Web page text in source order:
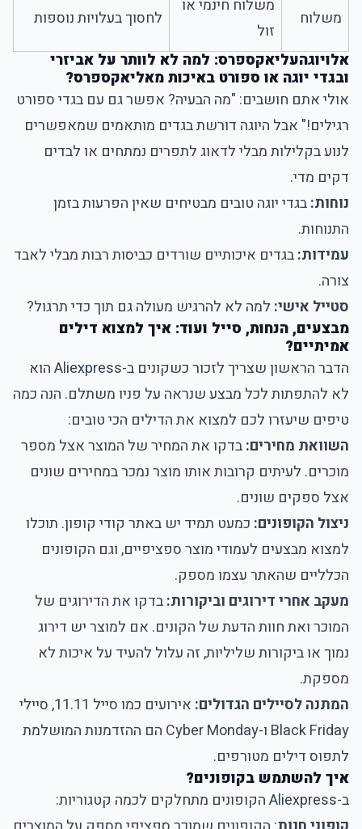
משלוח
משלוח חינמי או
זול
לחסוך בעלויות נוספות
אלויוגהעליאקספרס: למה לא לוותר על אביזרי
ובגדי יוגה או ספורט באיכות מאליאקספרס?
אולי אתם חושבים: "מה הבעיה? אפשר גם עם בגדי ספורט
רגילים!" אבל היוגה דורשת בגדים מותאמים שמאפשרים
לנוע בקלילות מבלי לדאוג לתפרים נמתחים או לבדים
דקים מדי.
נוחות:בגדי יוגה טובים מבטיחים שאין הפרעות בזמן
התנוחות.
עמידות:בגדים איכותיים שורדים כביסות רבות מבלי לאבד
צורה.
סטייל אישי: למה לא להרגיש מעולה גם תוך כדי תרגול?
מבצעים, הנחות, סייל ועוד: איך למצוא דילים
אמיתיים?
הדבר הראשון שצריך לזכור כשקונים ב-Aliexpress הוא
לא להתפתות לכל מבצע שנראה על פניו משתלם. הנה כמה
טיפים שיעזרו לכם למצוא את הדילים הכי טובים:
השוואת מחירים:בדקו את המחיר של המוצר אצל מספר
מוכרים. לעיתים קרובות אותו מוצר נמכר במחירים שונים
אצל ספקים שונים.
ניצול הקופונים: כמעט תמיד יש באתר קודי קופון. תוכלו
למצוא מבצעים לעמודי מוצר ספציפיים, וגם הקופונים
הכלליים שהאתר עצמו מספק.
מעקב אחרי דירוגים וביקורות:בדקו את הדירוגים של
המוכר ואת חוות הדעת של הקונים. אם למוצר יש דירוג
נמוך או ביקורות שליליות, זה עלול להעיד על איכות לא
מספקת.
המתנה לסיילים הגדולים:
אירועים כמו סייל 11.11, סיילי
Black Friday ו-Cyber Monday הם ההזדמנות המושלמת
לתפוס דילים מטורפים.
איך להשתמש בקופונים?
ב-Aliexpress הקופונים מתחלקים לכמה קטגוריות: